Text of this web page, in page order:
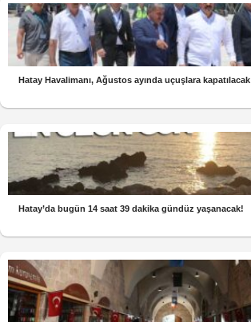
Hatay Havalimanı, Ağustos ayında uçuşlara kapatılacak
Hatay’da bugün 14 saat 39 dakika gündüz yaşanacak!